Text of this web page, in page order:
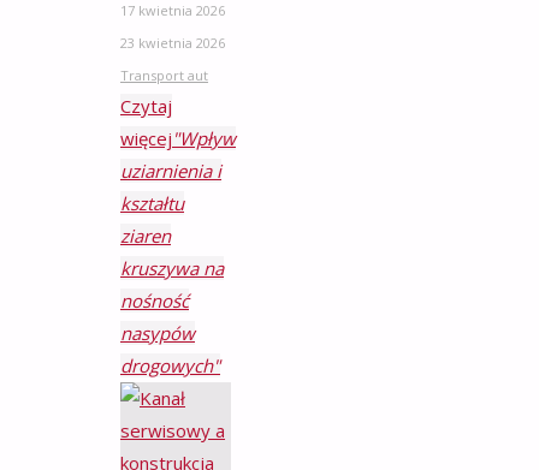
17 kwietnia 2026
23 kwietnia 2026
Transport aut
Czytaj
więcej "Wpływ
uziarnienia i
kształtu
ziaren
kruszywa na
nośność
nasypów
drogowych"